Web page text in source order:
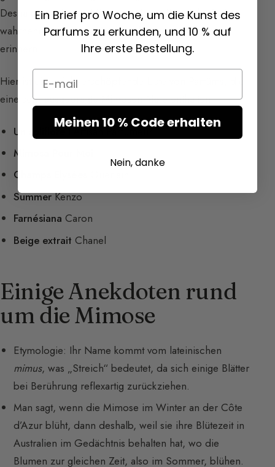
Deshalb sind in der Mimosen-Note pflanzliche Düfte
wahrnehmbar, die an Gurke oder sogar Melone
erinnern.
Hier ist eine nicht erschöpfende Liste von Parfüms, die
eine sehr ausgeprägte Mimosen-Note enthalten:
Un solifloreL’Artisan Parfumeur
Mimosa Pour Moi
Champs Elysées
SummerKenzo
Farnésiana Caron
Beige extrait Chanel
Einige Anekdoten rund
um die Mimose
Etymologie: Ihr Name kommt vom lateinischen
mimus, was „Streich“ bedeutet, da sich einige Blätter
bei Berührung reflexartig zurückziehen.
Man sagt, wenn die Mimose im Winter an der Côte
d’Azur blüht, dann deshalb, weil sie ihre Blütezeit in
Australien im Gedächtnis behalten hat, wo die
Blumen zur gleichen Zeit, also im Sommer, blühen.
Ein Brief pro Woche, um die Kunst des
Parfums zu erkunden, und 10 % auf
Ihre erste Bestellung.
Email
Meinen 10 % Code erhalten
Nein, danke